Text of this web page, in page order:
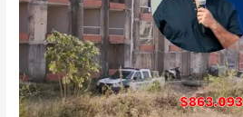
detrimento
en
el
proyecto
Torres
del